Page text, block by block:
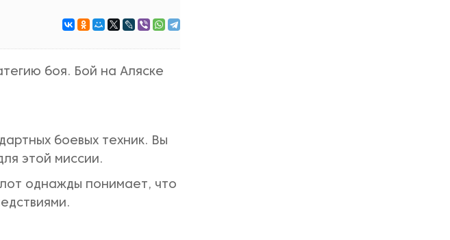
боя. Бой на Аляске
боевых техник. Вы
этой миссии.
однажды понимает, что